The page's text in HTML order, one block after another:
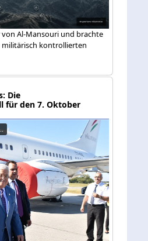
Al-Mansouri und brachte
militärisch kontrollierten
Die
für den 7. Oktober